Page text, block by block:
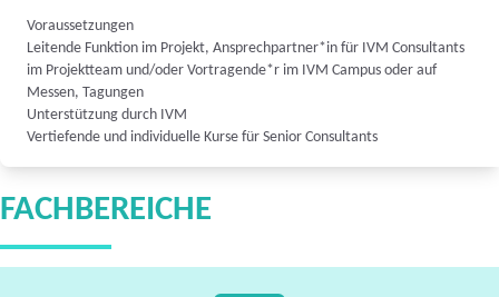
Voraussetzungen
Leitende Funktion im Projekt, Ansprechpartner*in für IVM Consultants
im Projektteam und/oder Vortragende*r im IVM Campus oder auf
Messen, Tagungen
Unterstützung durch IVM
Vertiefende und individuelle Kurse für Senior Consultants
FACHBEREICHE